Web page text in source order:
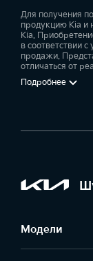
Для получения
продукцию Kia и
Kia.
в соответствии
продажи.
отличаться от
Подробнее
Модели